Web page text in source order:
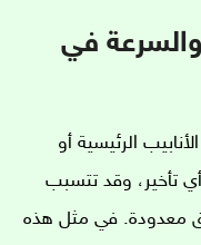
والسرعة في
الرئيسية أو
تأخير، وقد تتسبب
معدودة. في مثل هذه